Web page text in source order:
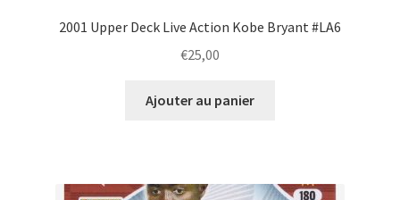
2001 Upper Deck Live Action Kobe Bryant #LA6
€25,00
Ajouter au panier